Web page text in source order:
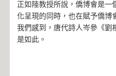
正如陸教授所說，僑博會是一
化呈現的同時，也在賦予僑博
我們感到，唐代詩人岑參《劉
是如此。